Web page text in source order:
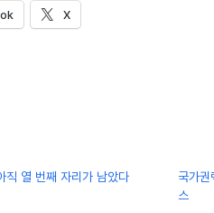
X
직 열 번째 자리가 남았다
국가권
스